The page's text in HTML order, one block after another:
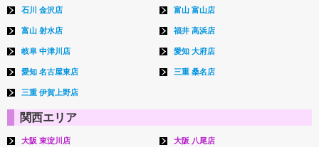
石川 金沢店 富山 富山店
富山 射水店 福井 高浜店
岐阜 中津川店 愛知 大府店
愛知 名古屋東店 三重 桑名店
三重 伊賀上野店
関西エリア
大阪 東淀川店 大阪 八尾店